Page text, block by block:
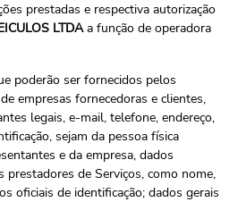
prestadas e respectiva autorização
LTDAa função de operadora
poderão ser fornecidos pelos
empresas fornecedoras e clientes,
legais, e-mail, telefone, endereço,
sejam da pessoa física
e da empresa, dados
prestadores de Serviços, como nome,
oficiais de identificação; dados gerais